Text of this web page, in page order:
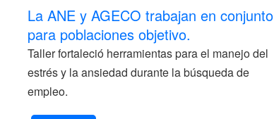
La ANE y AGECO trabajan en conjunto
para poblaciones objetivo.
Taller fortaleció herramientas para el manejo del
estrés y la ansiedad durante la búsqueda de
empleo.